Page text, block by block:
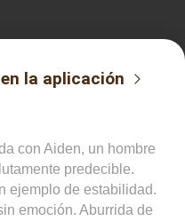
la aplicación
con Aiden, un hombre
predecible.
ejemplo de estabilidad.
emoción. Aburrida de